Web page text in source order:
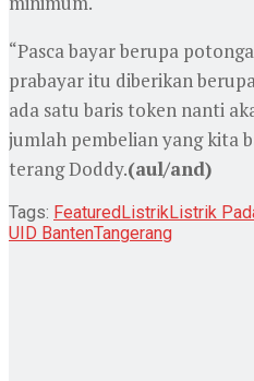
“Pasca bayar berupa
prabayar itu diberikan
ada satu baris token nanti
jumlah pembelian yang kita
terang Doddy.(aul/and)
Tags: FeaturedListrikListrik
UID BantenTangerang